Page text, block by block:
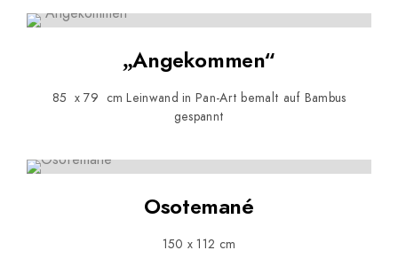
„Angekommen“
85 x 79 cm Leinwand in Pan-Art bemalt auf Bambus
gespannt
Osotemané
150 x 112 cm